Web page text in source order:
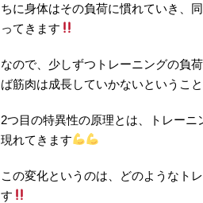
ちに身体はその負荷に慣れていき、
ってきます
なので、少しずつトレーニングの負
ば筋肉は成長していかないというこ
2つ目の特異性の原理とは、トレー
現れてきます
この変化というのは、どのようなト
す